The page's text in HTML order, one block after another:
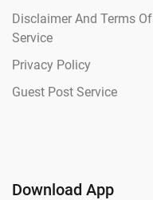
Disclaimer And Terms Of
Service
Privacy Policy
Guest Post Service
Download App